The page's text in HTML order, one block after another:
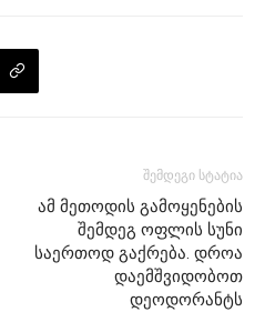
შემდეგი სტატია
ამ მეთოდის გამოყენების
შემდეგ ოფლის სუნი
საერთოდ გაქრება. დროა
დაემშვიდობოთ
დეოდორანტს